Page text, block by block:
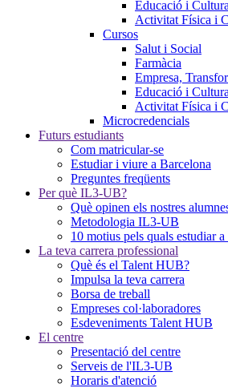
Educació i Cultura
Activitat Física i
Cursos
Salut i Social
Farmàcia
Empresa,
Educació i Cultura
Activitat Física i
Microcredencials
Futurs estudiants
Com matricular-se
Estudiar i viure a Barcelona
Preguntes freqüents
Per què IL3-UB?
Què opinen els nostres
Metodologia IL3-UB
10 motius pels quals estudiar
La teva carrera professional
Què és el Talent HUB?
Impulsa la teva carrera
Borsa de treball
Empreses col·laboradores
Esdeveniments Talent HUB
El centre
Presentació del centre
Serveis de l'IL3-UB
Horaris d'atenció